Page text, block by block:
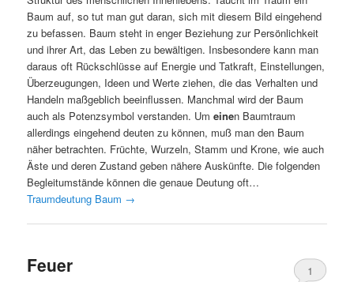
Baum auf, so tut man gut daran, sich mit diesem Bild eingehend
zu befassen. Baum steht in enger Beziehung zur Persönlichkeit
und ihrer Art, das Leben zu bewältigen. Insbesondere kann man
daraus oft Rückschlüsse auf Energie und Tatkraft, Einstellungen,
Überzeugungen, Ideen und Werte ziehen, die das Verhalten und
Handeln maßgeblich beeinflussen. Manchmal wird der Baum
auch als Potenzsymbol verstanden. Umeinen Baumtraum
allerdings eingehend deuten zu können, muß man den Baum
näher betrachten. Früchte, Wurzeln, Stamm und Krone, wie auch
Äste und deren Zustand geben nähere Auskünfte. Die folgenden
Begleitumstände können die genaue Deutung oft…
Traumdeutung Baum →
Feuer
1